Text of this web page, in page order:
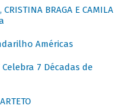
CRISTINA BRAGA E CAMILA
Américas
Celebra 7 Décadas de